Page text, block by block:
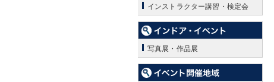
インストラクター講習・検定会
写真展・作品展